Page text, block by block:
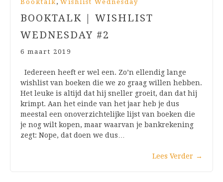
Booktalk Wishlist Wednesday
BOOKTALK | WISHLIST
WEDNESDAY #2
6 maart 2019
Iedereen heeft er wel een. Zo’n ellendig lange
wishlist van boeken die we zo graag willen hebben.
Het leuke is altijd dat hij sneller groeit, dan dat hij
krimpt. Aan het einde van het jaar heb je dus
meestal een onoverzichtelijke lijst van boeken die
je nog wilt kopen, maar waarvan je bankrekening
zegt: Nope, dat doen we dus…
Lees Verder →